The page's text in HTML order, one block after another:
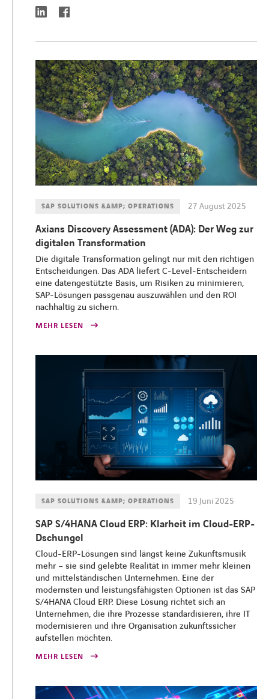
linkedin
SAP SOLUTIONS &AMP; OPERATIONS 27 August 2025
Axians Discovery Assessment (ADA): Der Weg zur
digitalen Transformation
Die digitale Transformation gelingt nur mit den richtigen
Entscheidungen. Das ADA liefert C-Level-Entscheidern
eine datengestützte Basis, um Risiken zu minimieren,
SAP-Lösungen passgenau auszuwählen und den ROI
nachhaltig zu sichern.
MEHR LESEN
SAP SOLUTIONS &AMP; OPERATIONS 19 Juni 2025
SAP S/4HANA Cloud ERP: Klarheit im Cloud-ERP-
Dschungel
Cloud-ERP-Lösungen sind längst keine Zukunftsmusik
mehr – sie sind gelebte Realität in immer mehr kleinen
und mittelständischen Unternehmen. Eine der
modernsten und leistungsfähigsten Optionen ist das SAP
S/4HANA Cloud ERP. Diese Lösung richtet sich an
Unternehmen, die ihre Prozesse standardisieren, ihre IT
modernisieren und ihre Organisation zukunftssicher
aufstellen möchten.
MEHR LESEN